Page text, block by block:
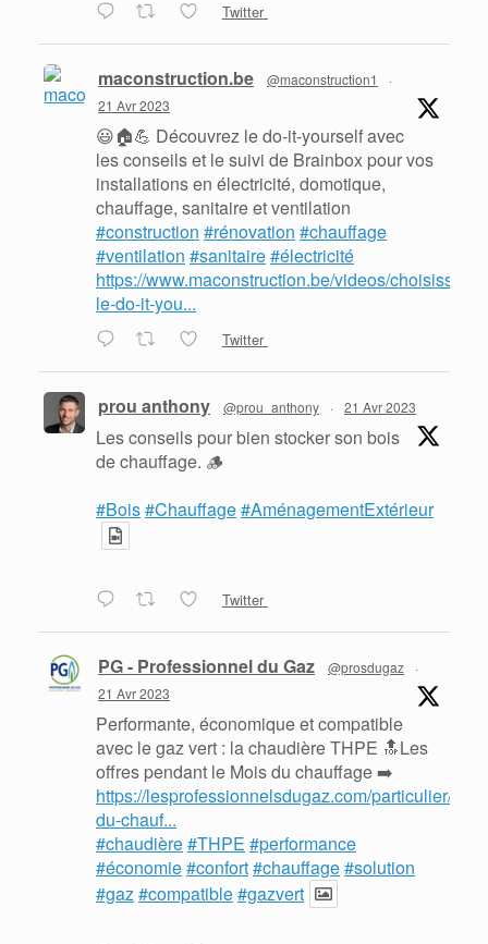
Twitter
maconstruction.be @maconstruction1
·
21 Avr 2023
😃🏠💪 Découvrez le do-it-yourself avec
les conseils et le suivi de Brainbox pour vos
installations en électricité, domotique,
chauffage, sanitaire et ventilation
#construction #rénovation #chauffage
#ventilation #sanitaire#électricité
https://www.maconstruction.be/videos/choisissez-
le-do-it-you...
Twitter
prou anthony @prou_anthony · 21 Avr 2023
Les conseils pour bien stocker son bois
de chauffage. 🪵
#Bois#Chauffage#AménagementExtérieur
Twitter
PG - Professionnel du Gaz @prosdugaz
·
21 Avr 2023
Performante, économique et compatible
avec le gaz vert : la chaudière THPE 🔝Les
offres pendant le Mois du chauffage ➡️
https://lesprofessionnelsdugaz.com/particulier/
du-chauf...
#chaudière#THPE #performance
#économie#confort#chauffage#solution
#gaz#compatible#gazvert